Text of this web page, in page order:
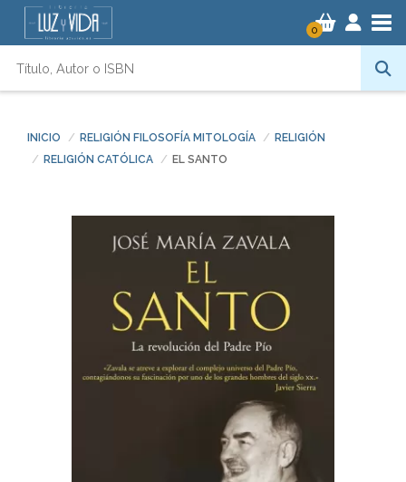
0
INICIO RELIGIÓN FILOSOFÍA MITOLOGÍA
RELIGIÓN
RELIGIÓN CATÓLICA
EL SANTO